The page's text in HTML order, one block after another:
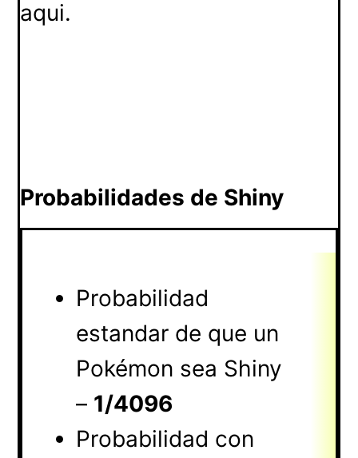
aqui.
Probabilidades de Shiny
Probabilidad
estandar de que un
Pokémon sea Shiny
– 1/4096
Probabilidad con